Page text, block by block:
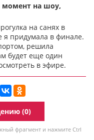
на шоу,
на санях в
я придумала в финале.
решила
будет еще один
в эфире.
(0)
фрагмент и нажмите Ctrl